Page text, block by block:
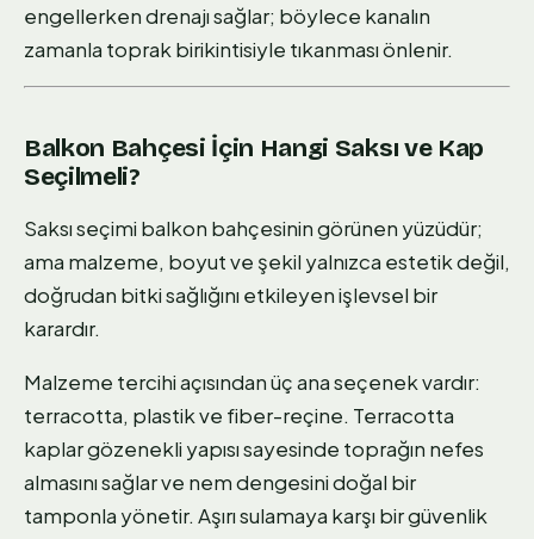
engellerken drenajı sağlar; böylece kanalın
zamanla toprak birikintisiyle tıkanması önlenir.
Balkon Bahçesi İçin Hangi Saksı ve Kap
Seçilmeli?
Saksı seçimi balkon bahçesinin görünen yüzüdür;
ama malzeme, boyut ve şekil yalnızca estetik değil,
doğrudan bitki sağlığını etkileyen işlevsel bir
karardır.
Malzeme tercihi açısından üç ana seçenek vardır:
terracotta, plastik ve fiber-reçine. Terracotta
kaplar gözenekli yapısı sayesinde toprağın nefes
almasını sağlar ve nem dengesini doğal bir
tamponla yönetir. Aşırı sulamaya karşı bir güvenlik